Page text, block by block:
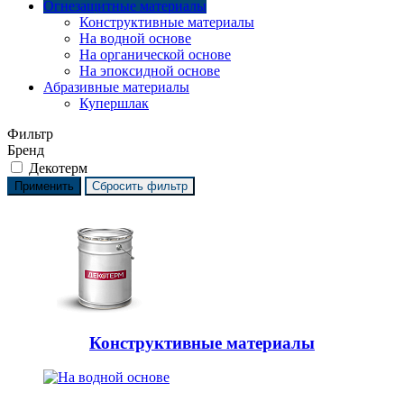
Огнезащитные материалы
Конструктивные материалы
На водной основе
На органической основе
На эпоксидной основе
Абразивные материалы
Купершлак
Фильтр
Бренд
Декотерм
Конструктивные материалы